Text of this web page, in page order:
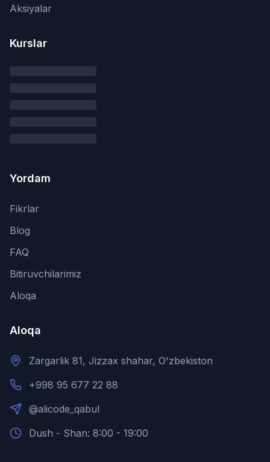
Aksiyalar
Kurslar
Yordam
Fikrlar
Blog
FAQ
Bitiruvchilarimiz
Aloqa
Aloqa
Zargarlik 81, Jizzax shahar, O'zbekiston
+998 95 677 22 88
@alicode_qabul
Dush - Shan: 8:00 - 19:00